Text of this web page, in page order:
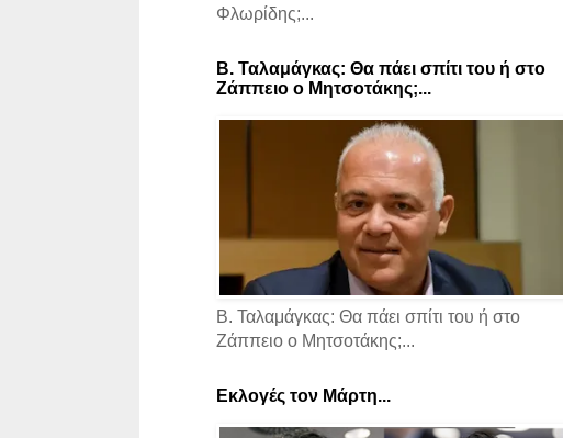
Φλωρίδης;...
Β. Ταλαμάγκας: Θα πάει σπίτι του ή στο
Ζάππειο ο Μητσοτάκης;...
Β. Ταλαμάγκας: Θα πάει σπίτι του ή στο
Ζάππειο ο Μητσοτάκης;...
Εκλογές τον Μάρτη...